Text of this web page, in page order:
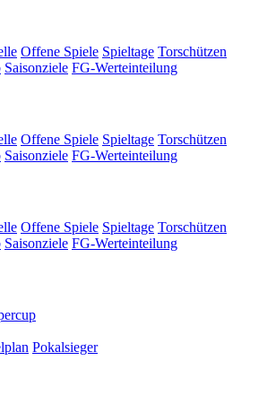
Offene Spiele Spieltage Torschützen
Saisonziele FG-Werteinteilung
Offene Spiele Spieltage Torschützen
Saisonziele FG-Werteinteilung
Offene Spiele Spieltage Torschützen
Saisonziele FG-Werteinteilung
Pokalsieger